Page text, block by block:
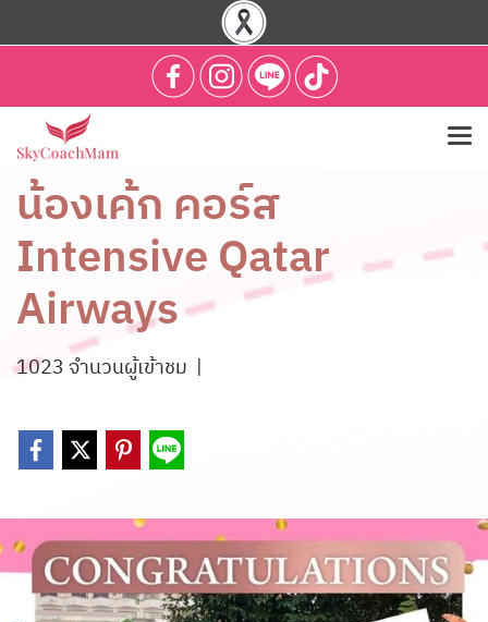
น้องเค้ก คอร์ส
Intensive Qatar
Airways
1023 จำนวนผู้เข้าชม |